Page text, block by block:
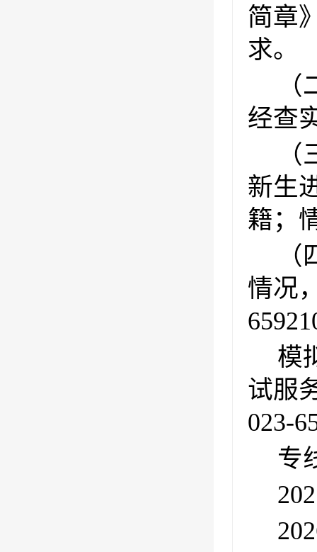
简章
求。
经查
新生
籍；
情况
模
试服
023-
专